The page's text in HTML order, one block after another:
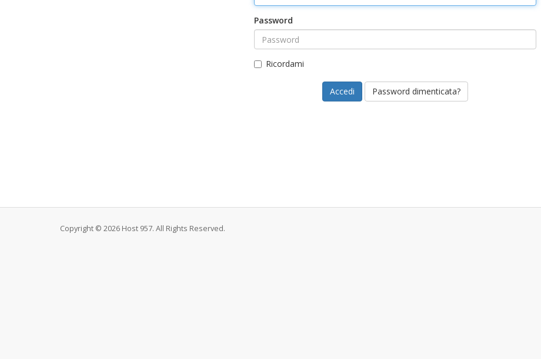
Password
Ricordami
Password dimenticata?
Copyright © 2026 Host 957. All Rights Reserved.